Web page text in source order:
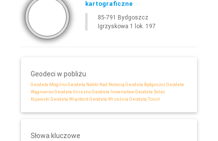
kartograficzne
85-791 Bydgoszcz
Igrzyskowa 1 lok. 197
Geodeci w pobliżu
Geodeta Mogilno Geodeta Nakło Nad Notecią Geodeta Bydgoszcz Geodeta
Wągrowiec Geodeta Gniezno Geodeta Inowrocław Geodeta Solec
Kujawski Geodeta Więcbork Geodeta Września Geodeta Toruń
Słowa kluczowe